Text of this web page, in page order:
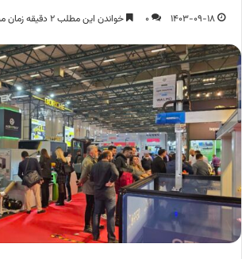
1403-09-18
0 خواندن این مطلب 2 دقیقه زمان میبرد